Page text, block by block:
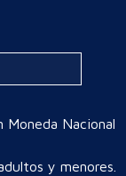
Moneda Nacional
y menores.